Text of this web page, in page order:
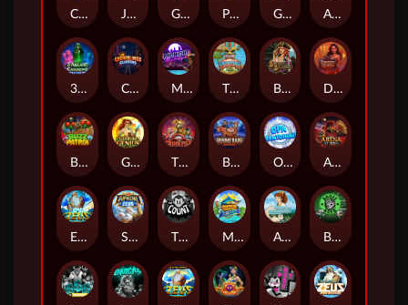
Crowned Corners Junkyard Kings 2 Ghostly Hallows Peek & Pounce Gobstopper Grind Avalanche
3 Arcane Cauldrons Crownlings Clusters Midnight Mirage Tikitopia BoosterBelt Bonnie's Buccaneers Demon Queen
Buzz Patrol Gearlab Genius The Crime File Behind Bars: Masterplan Opa Santorini! Arena of Iron
Epic Ze Zeus Supreme Zeus THE COUNT MARLIN MASTERS: THE BIG HAUL Aiko and the Wind Spirit Booze Bash